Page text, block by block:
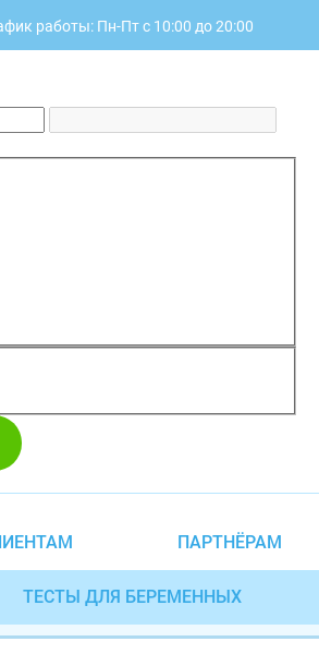
работы: Пн-Пт с 10:00 до 20:00
ПАРТНЁРАМ
ТЕСТЫ ДЛЯ БЕРЕМЕННЫХ